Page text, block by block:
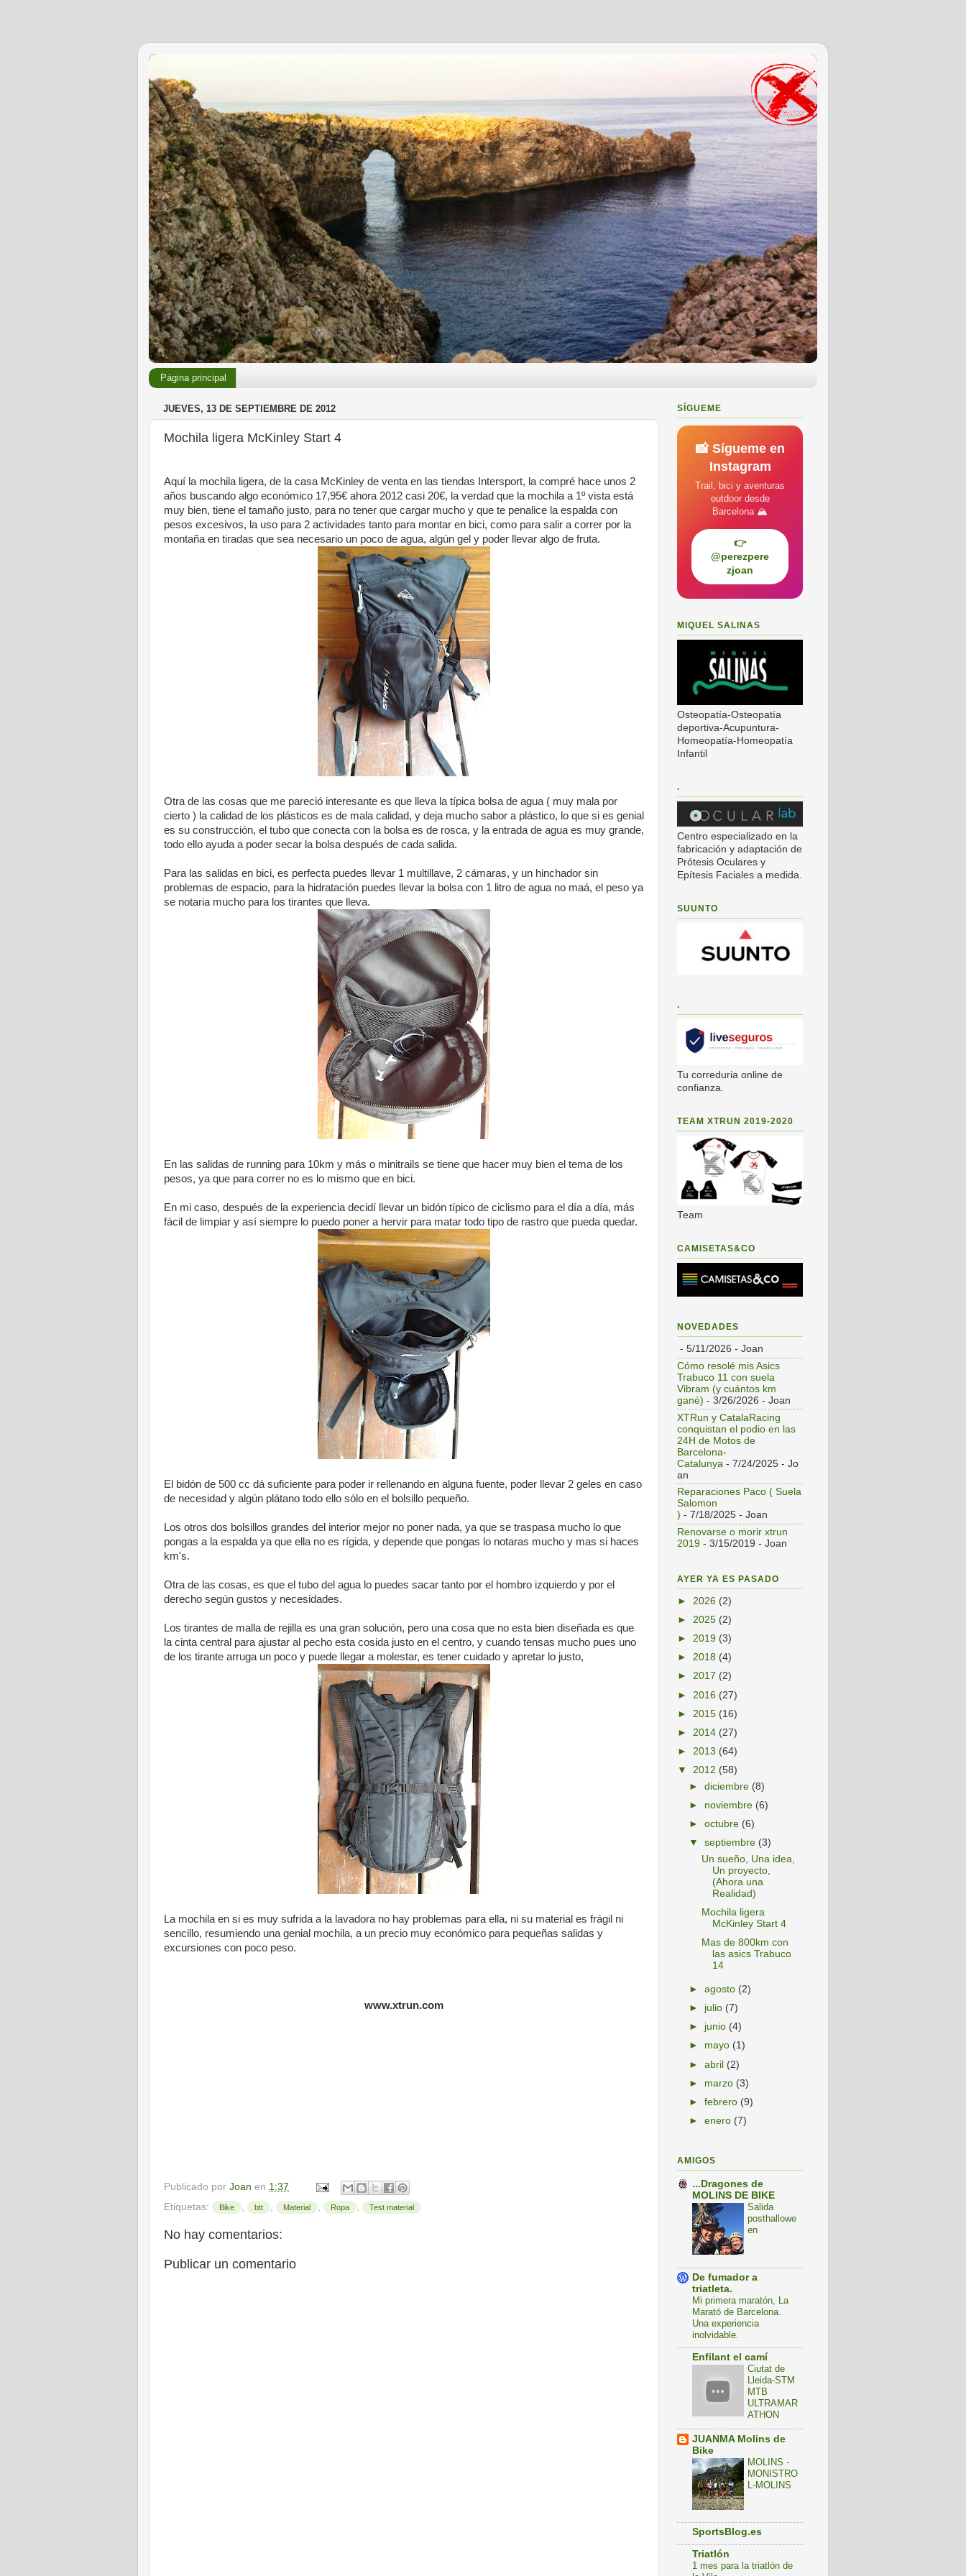
Página principal
JUEVES, 13 DE SEPTIEMBRE DE 2012
Mochila ligera McKinley Start 4
Aquí la mochila ligera, de la casa McKinley de venta en las tiendas Intersport, la compré hace unos 2
años buscando algo económico 17,95€ ahora 2012 casi 20€, la verdad que la mochila a 1º vista está
muy bien, tiene el tamaño justo, para no tener que cargar mucho y que te penalice la espalda con
pesos excesivos, la uso para 2 actividades tanto para montar en bici, como para salir a correr por la
montaña en tiradas que sea necesario un poco de agua, algún gel y poder llevar algo de fruta.
Otra de las cosas que me pareció interesante es que lleva la típica bolsa de agua ( muy mala por
cierto ) la calidad de los plásticos es de mala calidad, y deja mucho sabor a plástico, lo que si es genial
es su construcción, el tubo que conecta con la bolsa es de rosca, y la entrada de agua es muy grande,
todo ello ayuda a poder secar la bolsa después de cada salida.
Para las salidas en bici, es perfecta puedes llevar 1 multillave, 2 cámaras, y un hinchador sin
problemas de espacio, para la hidratación puedes llevar la bolsa con 1 litro de agua no maá, el peso ya
se notaria mucho para los tirantes que lleva.
En las salidas de running para 10km y más o minitrails se tiene que hacer muy bien el tema de los
pesos, ya que para correr no es lo mismo que en bici.
En mi caso, después de la experiencia decidí llevar un bidón típico de ciclismo para el día a día, más
fácil de limpiar y así siempre lo puedo poner a hervir para matar todo tipo de rastro que pueda quedar.
El bidón de 500 cc dá suficiente para poder ir rellenando en alguna fuente, poder llevar 2 geles en caso
de necesidad y algún plátano todo ello sólo en el bolsillo pequeño.
Los otros dos bolsillos grandes del interior mejor no poner nada, ya que se traspasa mucho lo que
pongas a la espalda ya que ella no es rígida, y depende que pongas lo notaras mucho y mas si haces
km's.
Otra de las cosas, es que el tubo del agua lo puedes sacar tanto por el hombro izquierdo y por el
derecho según gustos y necesidades.
Los tirantes de malla de rejilla es una gran solución, pero una cosa que no esta bien diseñada es que
la cinta central para ajustar al pecho esta cosida justo en el centro, y cuando tensas mucho pues uno
de los tirante arruga un poco y puede llegar a molestar, es tener cuidado y apretar lo justo,
La mochila en si es muy sufrida a la lavadora no hay problemas para ella, ni su material es frágil ni
sencillo, resumiendo una genial mochila, a un precio muy económico para pequeñas salidas y
excursiones con poco peso.
www.xtrun.com
Publicado por Joan en 1:37
Etiquetas:
Bike btt Material Ropa Test material
No hay comentarios:
Publicar un comentario
SÍGUEME
📸 Sígueme en
Instagram
Trail, bici y aventuras
outdoor desde
Barcelona 🏔️
👉
@perezpere
zjoan
MIQUEL SALINAS
Osteopatía-Osteopatía
deportiva-Acupuntura-
Homeopatía-Homeopatía
Infantil
.
Centro especializado en la
fabricación y adaptación de
Prótesis Oculares y
Epítesis Faciales a medida.
SUUNTO
.
Tu correduria online de
confianza.
TEAM XTRUN 2019-2020
Team
CAMISETAS&CO
NOVEDADES
- 5/11/2026 - Joan
Cómo resolé mis Asics
Trabuco 11 con suela
Vibram (y cuántos km
gané) - 3/26/2026 - Joan
XTRun y CatalaRacing
conquistan el podio en las
24H de Motos de
Barcelona-
Catalunya - 7/24/2025 - Jo
an
Reparaciones Paco ( Suela
Salomon
) - 7/18/2025 - Joan
Renovarse o morir xtrun
2019 - 3/15/2019 - Joan
AYER YA ES PASADO
► 2026 (2)
► 2025 (2)
► 2019 (3)
► 2018 (4)
► 2017 (2)
► 2016 (27)
► 2015 (16)
► 2014 (27)
► 2013 (64)
▼ 2012 (58)
►diciembre (8)
► noviembre (6)
►octubre (6)
▼septiembre (3)
Un sueño, Una idea,
Un proyecto,
(Ahora una
Realidad)
Mochila ligera
McKinley Start 4
Mas de 800km con
las asics Trabuco
14
►agosto (2)
► julio (7)
► junio (4)
► mayo (1)
►abril (2)
► marzo (3)
►febrero (9)
►enero (7)
AMIGOS
...Dragones de
MOLINS DE BIKE
Salida
posthallowe
en
De fumador a
triatleta.
Mi primera maratón, La
Marató de Barcelona.
Una experiencia
inolvidable.
Enfilant el camí
Ciutat de
Lleida-STM
MTB
ULTRAMAR
ATHON
JUANMA Molins de
Bike
MOLINS -
MONISTRO
L-MOLINS
SportsBlog.es
Triatlón
1 mes para la triatlón de